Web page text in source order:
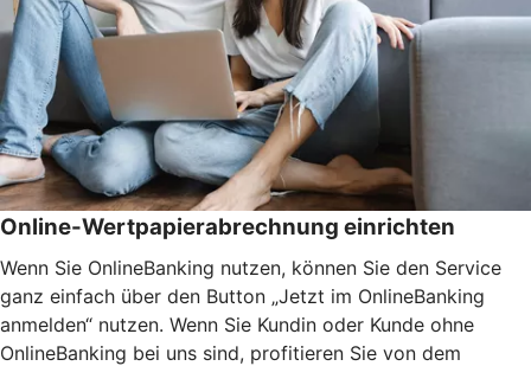
Online-Wertpapierabrechnung einrichten
Wenn Sie OnlineBanking nutzen, können Sie den Service
ganz einfach über den Button „Jetzt im OnlineBanking
anmelden“ nutzen. Wenn Sie Kundin oder Kunde ohne
OnlineBanking bei uns sind, profitieren Sie von dem